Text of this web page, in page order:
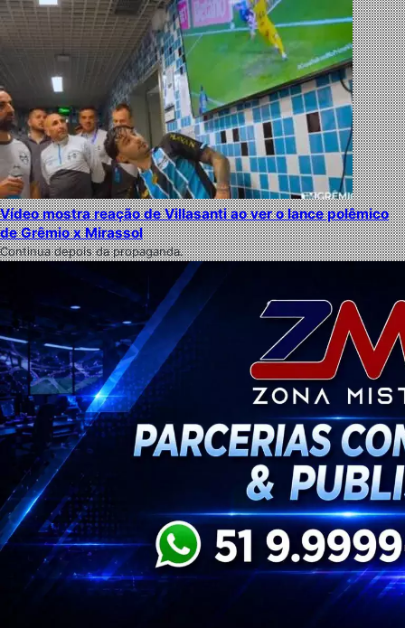
Vídeo mostra reação de Villasanti ao ver o lance polêmico
de Grêmio x Mirassol
Continua depois da propaganda.